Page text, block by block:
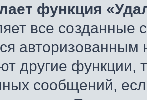
функция
все созданные
другие функции,
сообщений,